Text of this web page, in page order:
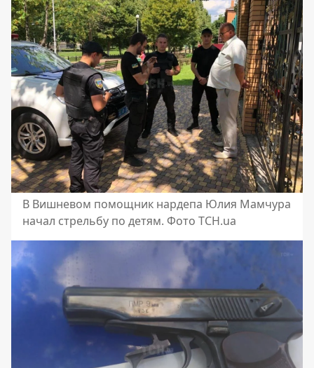
В Вишневом помощник нардепа Юлия Мамчура
начал стрельбу по детям. Фото ТСН.ua